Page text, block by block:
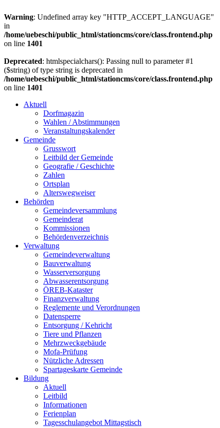
Warning: Undefined array key "HTTP_ACCEPT_LANGUAGE"
in
/home/uebeschi/public_html/stationcms/core/class.frontend.php
on line 1401
Deprecated: htmlspecialchars(): Passing null to parameter #1
($string) of type string is deprecated in
/home/uebeschi/public_html/stationcms/core/class.frontend.php
on line 1401
Aktuell
Dorfmagazin
Wahlen / Abstimmungen
Veranstaltungskalender
Gemeinde
Grusswort
Leitbild der Gemeinde
Geografie / Geschichte
Zahlen
Ortsplan
Alterswegweiser
Behörden
Gemeindeversammlung
Gemeinderat
Kommissionen
Behördenverzeichnis
Verwaltung
Gemeindeverwaltung
Bauverwaltung
Wasserversorgung
Abwasserentsorgung
ÖREB-Kataster
Finanzverwaltung
Reglemente und Verordnungen
Datensperre
Entsorgung / Kehricht
Tiere und Pflanzen
Mehrzweckgebäude
Mofa-Prüfung
Nützliche Adressen
Spartageskarte Gemeinde
Bildung
Aktuell
Leitbild
Informationen
Ferienplan
Tagesschulangebot Mittagstisch